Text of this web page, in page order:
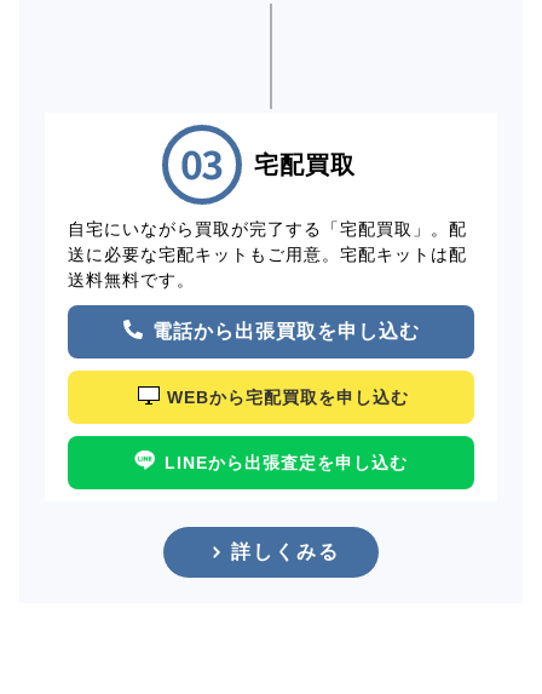
宅配買取
自宅にいながら買取が完了する「宅配買取」。配
送に必要な宅配キットもご用意。宅配キットは配
送料無料です。
電話から出張買取を申し込む
WEBから宅配買取を申し込む
LINEから出張査定を申し込む
詳しくみる